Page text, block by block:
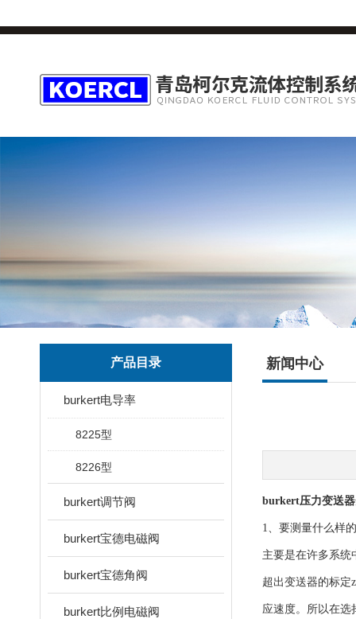
产品目录
burkert电导率
8225型
8226型
burkert调节阀
burkert宝德电磁阀
burkert宝德角阀
burkert比例电磁阀
新闻中心
burkert压力变送器
1、要测量什么样
主要是在许多系统
超出变送器的标定
应速度。所以在选